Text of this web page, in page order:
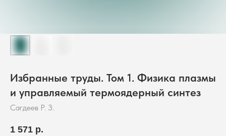
Избранные труды. Том 1. Физика плазмы
и управляемый термоядерный синтез
Сагдеев Р. З.
1 571 р.